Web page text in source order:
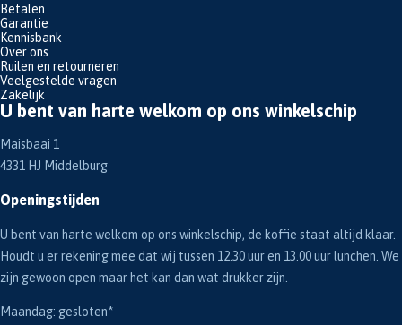
Betalen
Garantie
Kennisbank
Over ons
Ruilen en retourneren
Veelgestelde vragen
Zakelijk
U bent van harte welkom op ons winkelschip
Maisbaai 1
4331 HJ Middelburg
Openingstijden
U bent van harte welkom op ons winkelschip, de koffie staat altijd klaar.
Houdt u er rekening mee dat wij tussen 12.30 uur en 13.00 uur lunchen. We
zijn gewoon open maar het kan dan wat drukker zijn.
Maandag: gesloten*